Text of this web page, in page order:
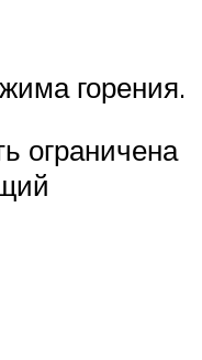
горения.
ограничена